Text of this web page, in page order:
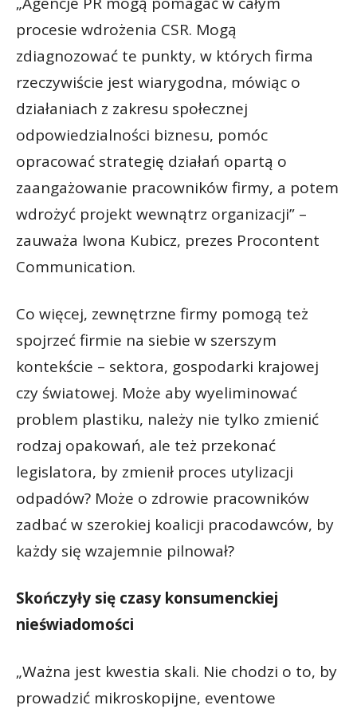
procesie wdrożenia CSR. Mogą
zdiagnozować te punkty, w których firma
rzeczywiście jest wiarygodna, mówiąc o
działaniach z zakresu społecznej
odpowiedzialności biznesu, pomóc
opracować strategię działań opartą o
zaangażowanie pracowników firmy, a potem
wdrożyć projekt wewnątrz organizacji” –
zauważa Iwona Kubicz, prezes Procontent
Communication.
Co więcej, zewnętrzne firmy pomogą też
spojrzeć firmie na siebie w szerszym
kontekście – sektora, gospodarki krajowej
czy światowej. Może aby wyeliminować
problem plastiku, należy nie tylko zmienić
rodzaj opakowań, ale też przekonać
legislatora, by zmienił proces utylizacji
odpadów? Może o zdrowie pracowników
zadbać w szerokiej koalicji pracodawców, by
każdy się wzajemnie pilnował?
Skończyły się czasy konsumenckiej
nieświadomości
„Ważna jest kwestia skali. Nie chodzi o to, by
prowadzić mikroskopijne, eventowe